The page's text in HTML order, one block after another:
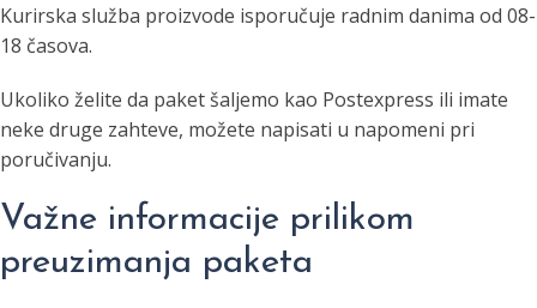
Kurirska služba proizvode isporučuje radnim danima od 08-
18 časova.
Ukoliko želite da paket šaljemo kao Postexpress ili imate
neke druge zahteve, možete napisati u napomeni pri
poručivanju.
Važne informacije prilikom
preuzimanja paketa